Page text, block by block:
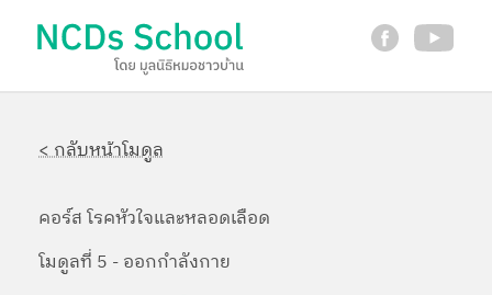
< กลับหน้าโมดูล
คอร์ส โรคหัวใจและหลอดเลือด
โมดูลที่ 5 - ออกกำลังกาย